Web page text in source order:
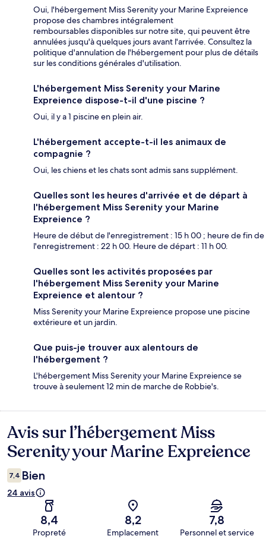
Oui, l'hébergement Miss Serenity your Marine Expreience
propose des chambres intégralement
remboursables disponibles sur notre site, qui peuvent être
annulées jusqu'à quelques jours avant l'arrivée. Consultez la
politique d'annulation de l'hébergement pour plus de détails
sur les conditions générales d'utilisation.
L'hébergement Miss Serenity your Marine
Expreience dispose-t-il d'une piscine ?
Oui, il y a 1 piscine en plein air.
L'hébergement accepte-t-il les animaux de
compagnie ?
Oui, les chiens et les chats sont admis sans supplément.
Quelles sont les heures d'arrivée et de départ à
l'hébergement Miss Serenity your Marine
Expreience ?
Heure de début de l'enregistrement : 15 h 00 ; heure de fin de
l'enregistrement : 22 h 00. Heure de départ : 11 h 00.
Quelles sont les activités proposées par
l'hébergement Miss Serenity your Marine
Expreience et alentour ?
Miss Serenity your Marine Expreience propose une piscine
extérieure et un jardin.
Que puis-je trouver aux alentours de
l'hébergement ?
L'hébergement Miss Serenity your Marine Expreience se
trouve à seulement 12 min de marche de Robbie's.
Avis
Avis sur l’hébergement Miss
Serenity your Marine Expreience
7,4 Bien
24 avis
8,4
Propreté
8,2
Emplacement
7,8
Personnel et service